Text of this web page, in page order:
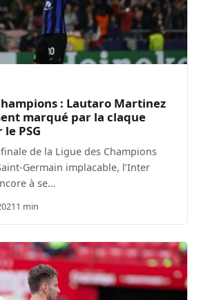
: Lautaro Martinez
marqué par la claque
PSG
de la Ligue des Champions
Germain implacable, l’Inter
à se…
1 min